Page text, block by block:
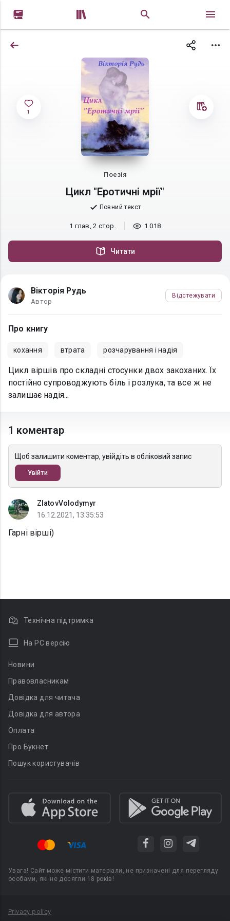
 
1
Поезія
Цикл "Еротичні мрії"
Повний текст
1 глав, 2 стор. 1 018
Читати
Вікторія Рудь
Автор
Відстежувати
Про книгу
кохання втрата розчарування і надія
Цикл віршів про складні стосунки двох закоханих. Їх
постійно супроводжують біль і розлука, та все ж не
залишає надія...
1 коментар
Щоб залишити коментар, увійдіть в обліковий запис
Увійти
ZlatovVolodymyr
16.12.2021, 13:35:53
Гарні вірші)
Технічна підтримка
На PC версію
Новини
Правовласникам
Довідка для читача
Довідка для автора
Оплата
Про Букнет
Пошук користувачів
Увага! Сайт може містити матеріали, не призначені для перегляду
особами, які не досягли 18 років!
Privacy policy